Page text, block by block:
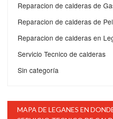
Reparacion de calderas de
Reparacion de calderas de
Reparacion de calderas en
Servicio Tecnico de calderas
Sin categoría
MAPA DE LEGANES EN